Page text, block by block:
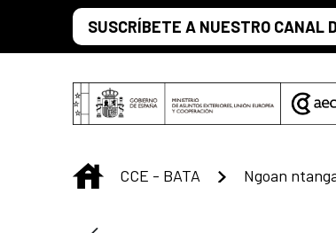
Skip to Main ContentSUSCRÍBETE A NUESTRO CANAL
INICIO
CCE - BATA Ngoan